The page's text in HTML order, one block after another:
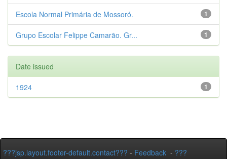
1
Escola Normal Primária de Mossoró.
1
Grupo Escolar Felippe Camarão. Gr...
Date issued
1
1924
???jsp.layout.footer-default.contact??? - Feedback - ???